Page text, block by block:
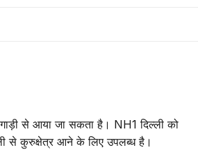
से आया जा सकता है। NH1 दिल्ली को
से कुरुक्षेत्र आने के लिए उपलब्ध है।